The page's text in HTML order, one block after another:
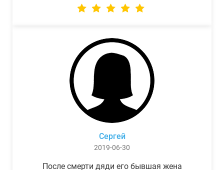
Сергей
2019-06-30
После смерти дяди его бывшая жена